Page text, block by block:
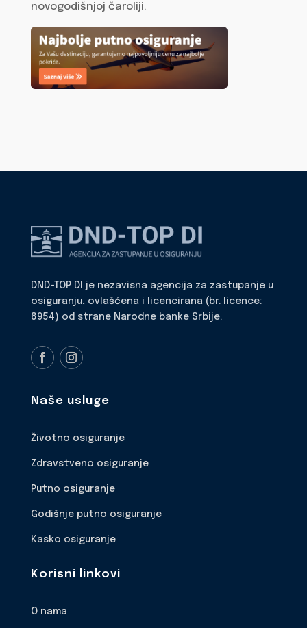
novogodišnjoj čaroliji.
DND-TOP DI je nezavisna agencija za zastupanje u
osiguranju, ovlašćena i licencirana (br. licence:
8954) od strane Narodne banke Srbije.
Naše usluge
Životno osiguranje
Zdravstveno osiguranje
Putno osiguranje
Godišnje putno osiguranje
Kasko osiguranje
Korisni linkovi
O nama